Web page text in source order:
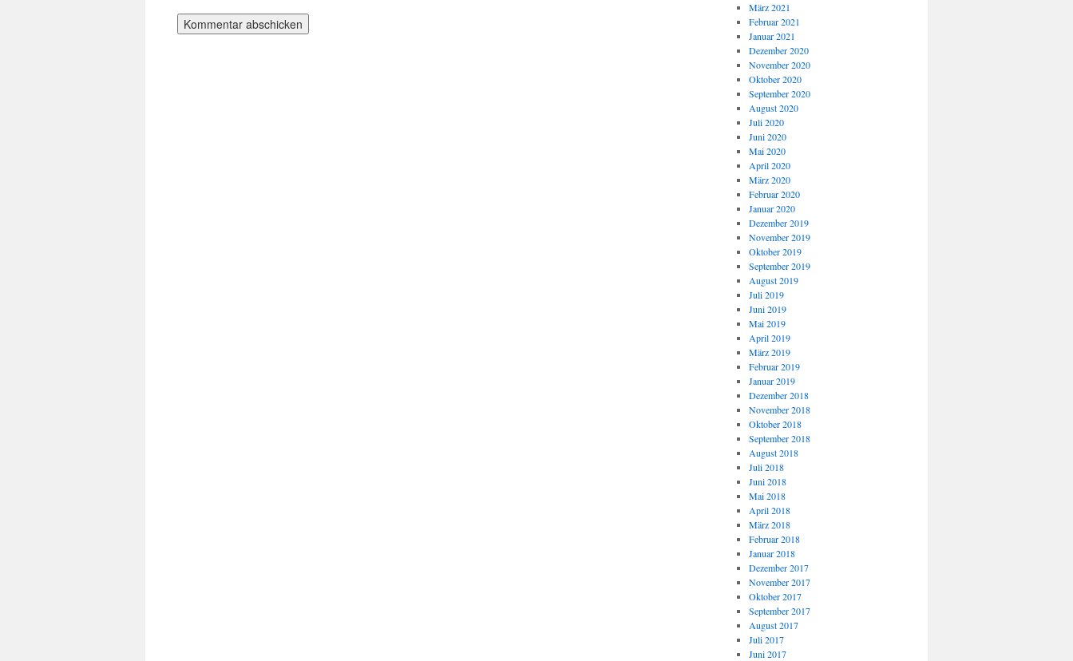
März 2021
Februar 2021
Januar 2021
Dezember 2020
November 2020
Oktober 2020
September 2020
August 2020
Juli 2020
Juni 2020
Mai 2020
April 2020
März 2020
Februar 2020
Januar 2020
Dezember 2019
November 2019
Oktober 2019
September 2019
August 2019
Juli 2019
Juni 2019
Mai 2019
April 2019
März 2019
Februar 2019
Januar 2019
Dezember 2018
November 2018
Oktober 2018
September 2018
August 2018
Juli 2018
Juni 2018
Mai 2018
April 2018
März 2018
Februar 2018
Januar 2018
Dezember 2017
November 2017
Oktober 2017
September 2017
August 2017
Juli 2017
Juni 2017